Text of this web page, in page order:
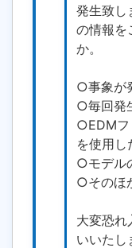
発生致し
の情報を
か。
○事象が
○毎回発
○EDMフ
を使用し
○モデル
○そのほ
大変恐れ
いいたし